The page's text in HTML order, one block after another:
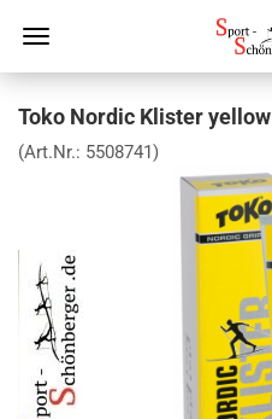
Toko Nordic Klister yellow
(Art.Nr.: 5508741)